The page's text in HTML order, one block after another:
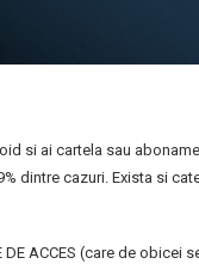
si ai cartela sau
dintre cazuri. Exista si
ACCES (care de